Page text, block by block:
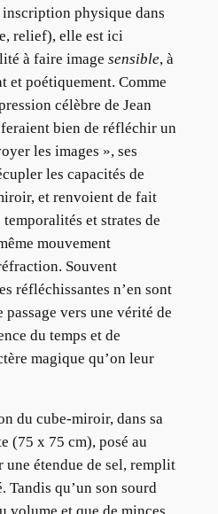
physique dans
relief), elle est ici
à faire image sensible, à
et poétiquement. Comme
célèbre de Jean
bien de réfléchir un
les images », ses
les capacités de
et renvoient de fait
et strates de
mouvement
Souvent
réfléchissantes n’en sont
passage vers une vérité de
du temps et de
magique qu’on leur
du cube-miroir, dans sa
(75 x 75 cm), posé au
étendue de sel, remplit
Tandis qu’un son sourd